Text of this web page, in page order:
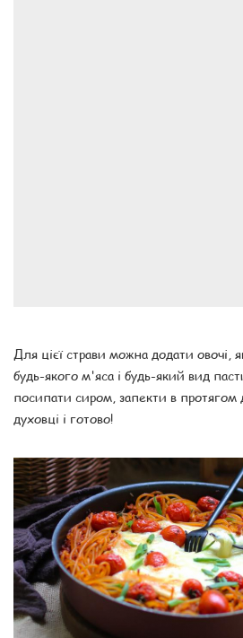
Для цієї страви можна додати овочі,
будь-якого м'яса і будь-який вид
посипати сиром, запекти в протягом
духовці і готово!